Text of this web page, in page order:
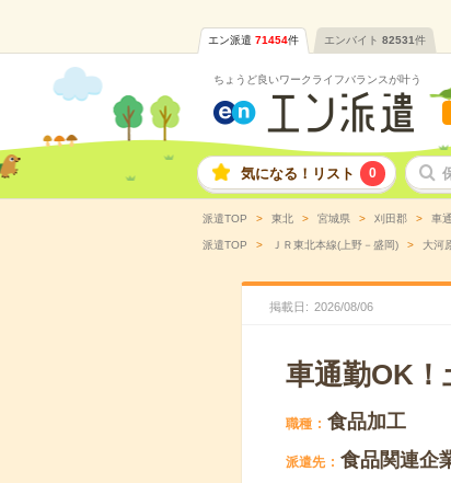
エン派遣 71454件 エンバイト 82531件
ちょうど良いワークライフバランスが叶う
気になる！リスト 0
派遣TOP 東北 宮城県 刈田郡 車
派遣TOP ＪＲ東北本線(上野－盛岡) 大河
掲載日 2026/08/06
車通勤OK
職種 食品加工
派遣先 食品関連企